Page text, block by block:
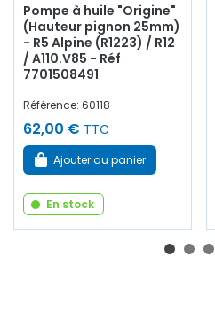
Pompe à huile "Origine"
(Hauteur pignon 25mm)
- R5 Alpine (R1223) / R12
/ A110.V85 - Réf
7701508491
Référence: 60118
62,00 € TTC
Ajouter au panier
En stock